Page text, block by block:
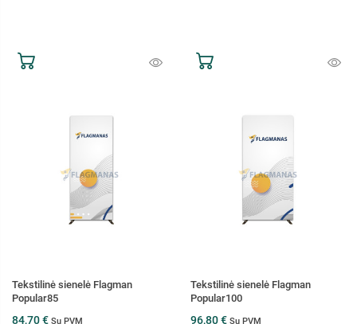
Tekstilinė sienelė Flagman
Popular85
84,70 € Su PVM
Tekstilinė sienelė Flagman
Popular100
96,80 € Su PVM